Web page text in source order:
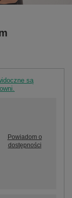
są
Powiadom o
dostępności